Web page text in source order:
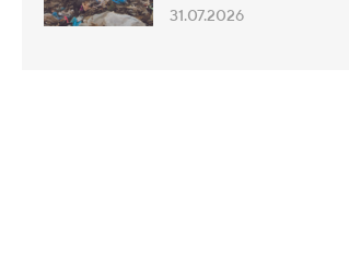
31.07.2026